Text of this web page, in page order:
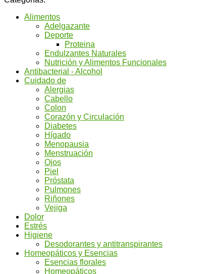
Alimentos
Adelgazante
Deporte
Proteina
Endulzantes Naturales
Nutrición y Alimentos Funcionales
Antibacterial - Alcohol
Cuidado de
Alergias
Cabello
Colon
Corazón y Circulación
Diabetes
Hígado
Menopausia
Menstruación
Ojos
Piel
Próstata
Pulmones
Riñones
Vejiga
Dolor
Estrés
Higiene
Desodorantes y antitranspirantes
Homeopáticos y Esencias
Esencias florales
Homeopáticos